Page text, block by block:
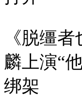
《脱缰
麟上演“
绑架